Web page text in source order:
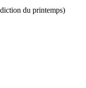
du printemps)